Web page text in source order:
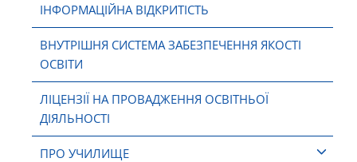
ІНФОРМАЦІЙНА ВІДКРИТІСТЬ
ВНУТРІШНЯ СИСТЕМА ЗАБЕЗПЕЧЕННЯ ЯКОСТІ
ОСВІТИ
ЛІЦЕНЗІЇ НА ПРОВАДЖЕННЯ ОСВІТНЬОЇ
ДІЯЛЬНОСТІ
ПРО УЧИЛИЩЕ